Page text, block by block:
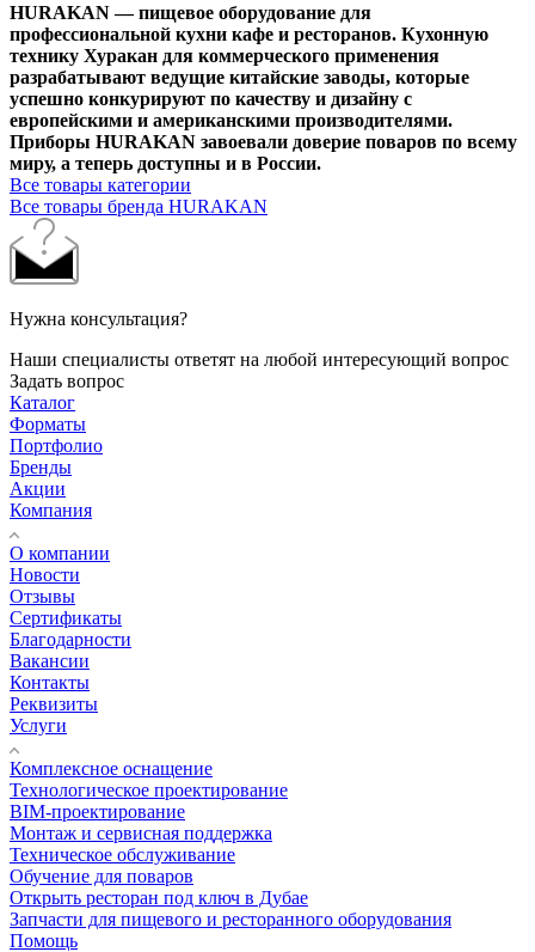
HURAKAN — пищевое оборудование для
профессиональной кухни кафе и ресторанов. Кухонную
технику Хуракан для коммерческого применения
разрабатывают ведущие китайские заводы, которые
успешно конкурируют по качеству и дизайну с
европейскими и американскими производителями.
Приборы HURAKAN завоевали доверие поваров по всему
миру, а теперь доступны и в России.
Все товары категории
Все товары бренда HURAKAN
Нужна консультация?
Наши специалисты ответят на любой интересующий вопрос
Задать вопрос
Каталог
Форматы
Портфолио
Бренды
Акции
Компания
О компании
Новости
Отзывы
Сертификаты
Благодарности
Вакансии
Контакты
Реквизиты
Услуги
Комплексное оснащение
Технологическое проектирование
BIM-проектирование
Монтаж и сервисная поддержка
Техническое обслуживание
Обучение для поваров
Открыть ресторан под ключ в Дубае
Запчасти для пищевого и ресторанного оборудования
Помощь